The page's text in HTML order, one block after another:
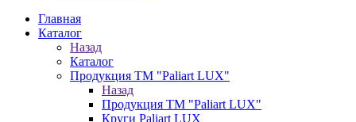
Главная
Каталог
Назад
Каталог
Продукция ТМ "Paliart LUX"
Назад
Продукция ТМ "Paliart LUX"
Круги Paliart LUX